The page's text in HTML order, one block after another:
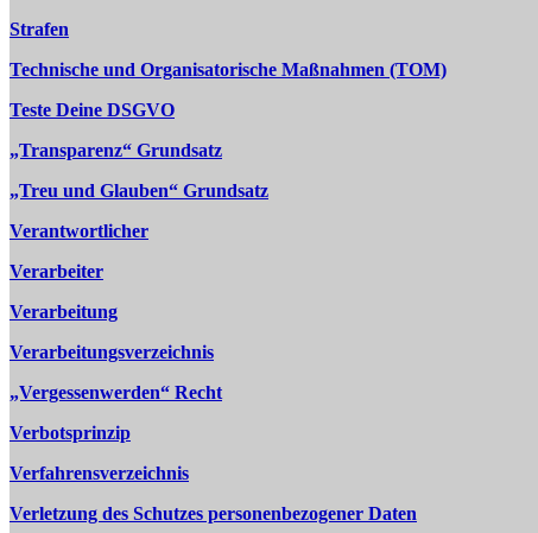
Strafen
Technische und Organisatorische Maßnahmen (TOM)
Teste Deine DSGVO
„Transparenz“ Grundsatz
„Treu und Glauben“ Grundsatz
Verantwortlicher
Verarbeiter
Verarbeitung
Verarbeitungsverzeichnis
„Vergessenwerden“ Recht
Verbotsprinzip
Verfahrensverzeichnis
Verletzung des Schutzes personenbezogener Daten